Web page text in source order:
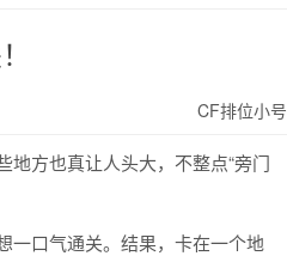
CF排位小号
方也真让人头大，不整点“旁门
一口气通关。结果，卡在一个地